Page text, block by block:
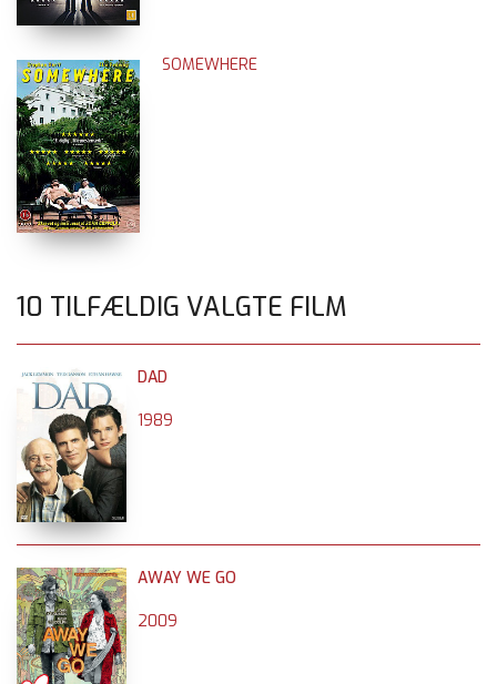
SOMEWHERE
10 TILFÆLDIG VALGTE FILM
DAD
1989
AWAY WE GO
2009